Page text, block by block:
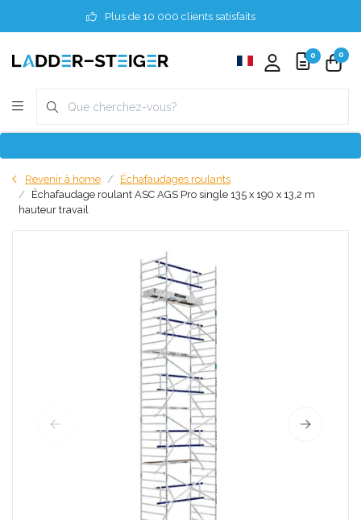
Plus de 10 000 clients satisfaits
0 0
Revenir à home
Échafaudages roulants
Échafaudage roulant ASC AGS Pro single 135 x 190 x 13,2 m
hauteur travail